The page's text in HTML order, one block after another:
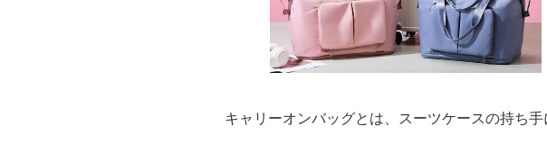
キャリーオンバッグとは、スーツケースの持ち